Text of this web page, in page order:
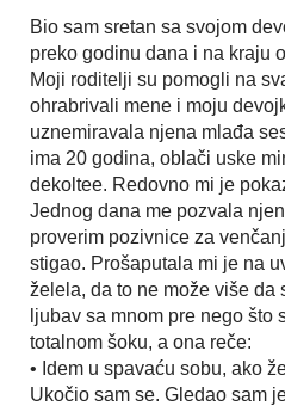
Bio sam sretan sa svojom
preko godinu dana i na kraju
Moji roditelji su pomogli na
ohrabrivali mene i moju
uznemiravala njena mlađa
ima 20 godina, oblači uske
dekoltee. Redovno mi je
Jednog dana me pozvala
proverim pozivnice za
stigao. Prošaputala mi je na
želela, da to ne može više da
ljubav sa mnom pre nego što
totalnom šoku, a ona reče:
• Idem u spavaću sobu, ako
Ukočio sam se. Gledao sam